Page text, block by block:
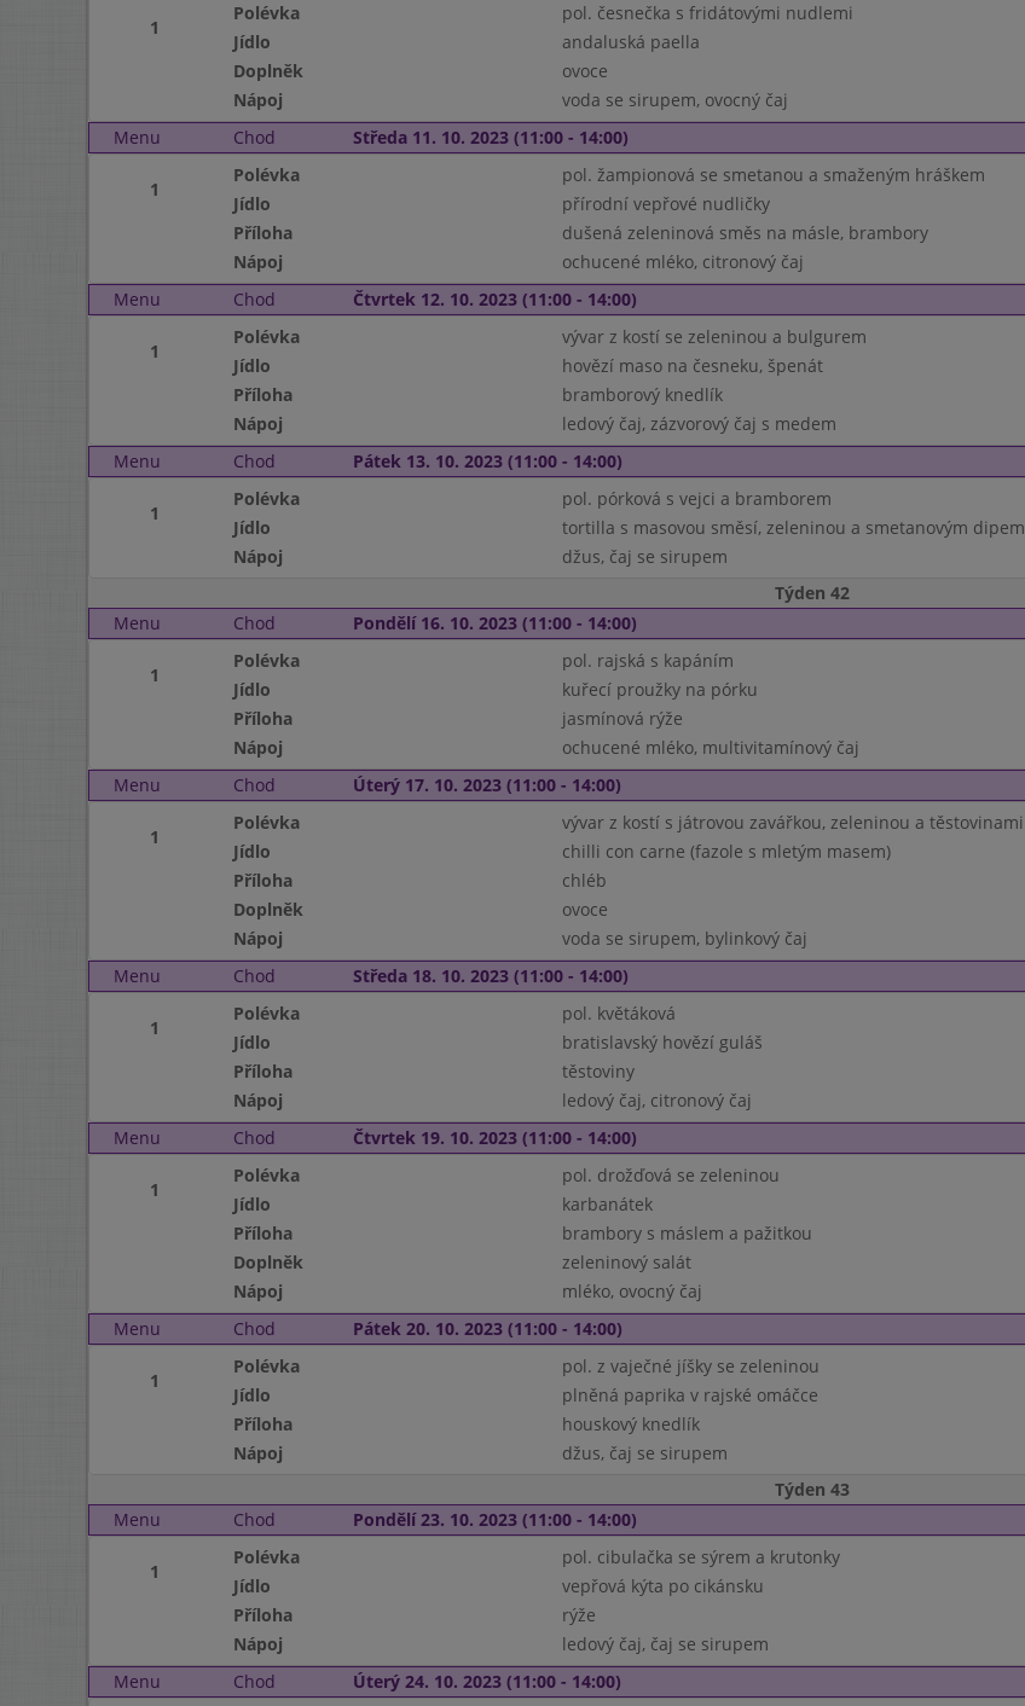
1
Polévka pol. česnečka s fridátovými nudlemi
Jídlo
andaluská paella
Doplněk
ovoce
Nápoj
voda se sirupem, ovocný čaj
Menu
Chod Středa 11. 10. 2023 (11:00 - 14:00)
1
Polévka pol. žampionová se smetanou a smaženým hráškem
Jídlo
přírodní vepřové nudličky
Příloha
dušená zeleninová směs na másle, brambory
Nápoj
ochucené mléko, citronový čaj
Menu
Chod Čtvrtek 12. 10. 2023 (11:00 - 14:00)
1
Polévka vývar z kostí se zeleninou a bulgurem
Jídlo
hovězí maso na česneku, špenát
Příloha
bramborový knedlík
Nápoj
ledový čaj, zázvorový čaj s medem
Menu
Chod Pátek 13. 10. 2023 (11:00 - 14:00)
1
Polévka pol. pórková s vejci a bramborem
Jídlo
tortilla s masovou směsí, zeleninou a smetanovým dipem
Nápoj
džus, čaj se sirupem
Týden 42
Menu
Chod Pondělí 16. 10. 2023 (11:00 - 14:00)
1
Polévka pol. rajská s kapáním
Jídlo
kuřecí proužky na pórku
Příloha
jasmínová rýže
Nápoj
ochucené mléko, multivitamínový čaj
Menu
Chod Úterý 17. 10. 2023 (11:00 - 14:00)
1
Polévka vývar z kostí s játrovou zavářkou, zeleninou a těstovinami
Jídlo
chilli con carne (fazole s mletým masem)
Příloha
chléb
Doplněk
ovoce
Nápoj
voda se sirupem, bylinkový čaj
Menu
Chod Středa 18. 10. 2023 (11:00 - 14:00)
1
Polévka pol. květáková
Jídlo
bratislavský hovězí guláš
Příloha
těstoviny
Nápoj
ledový čaj, citronový čaj
Menu
Chod Čtvrtek 19. 10. 2023 (11:00 - 14:00)
1
Polévka pol. drožďová se zeleninou
Jídlo
karbanátek
Příloha
brambory s máslem a pažitkou
Doplněk
zeleninový salát
Nápoj
mléko, ovocný čaj
Menu
Chod Pátek 20. 10. 2023 (11:00 - 14:00)
1
Polévka pol. z vaječné jíšky se zeleninou
Jídlo
plněná paprika v rajské omáčce
Příloha
houskový knedlík
Nápoj
džus, čaj se sirupem
Týden 43
Menu
Chod Pondělí 23. 10. 2023 (11:00 - 14:00)
1
Polévka pol. cibulačka se sýrem a krutonky
Jídlo
vepřová kýta po cikánsku
Příloha
rýže
Nápoj
ledový čaj, čaj se sirupem
Menu
Chod Úterý 24. 10. 2023 (11:00 - 14:00)